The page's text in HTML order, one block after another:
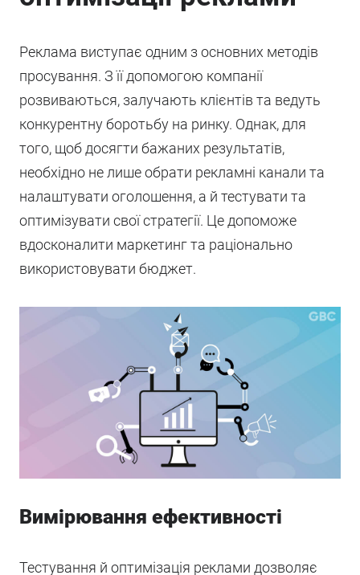
Реклама виступає одним з основних методів
просування. З її допомогою компанії
розвиваються, залучають клієнтів та ведуть
конкурентну боротьбу на ринку. Однак, для
того, щоб досягти бажаних результатів,
необхідно не лише обрати рекламні канали та
налаштувати оголошення, а й тестувати та
оптимізувати свої стратегії. Це допоможе
вдосконалити маркетинг та раціонально
використовувати бюджет.
Вимірювання ефективності
Тестування й оптимізація реклами дозволяє